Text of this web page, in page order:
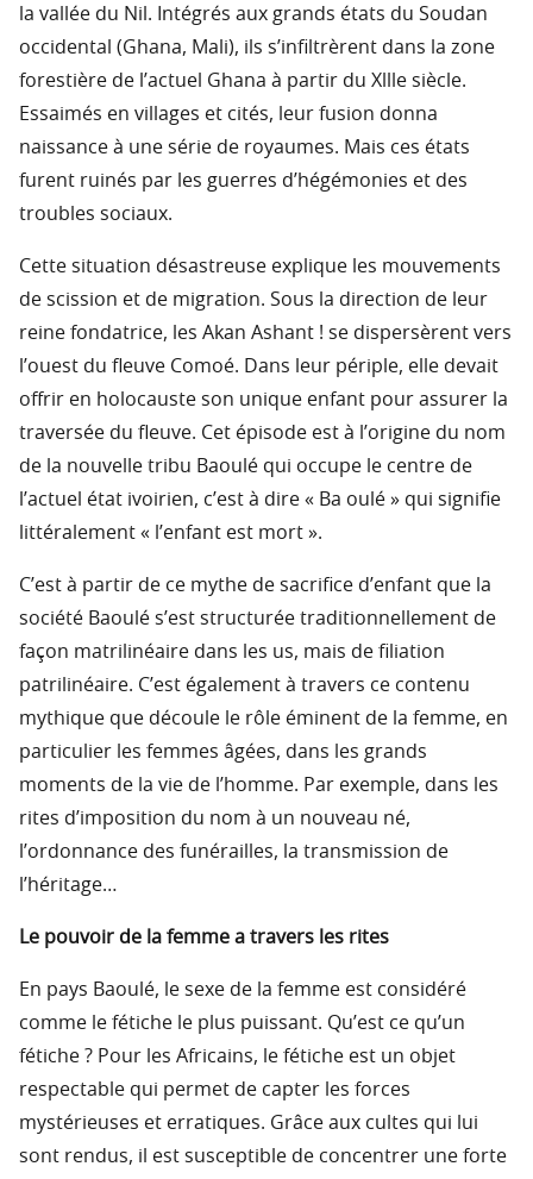
la vallée du Nil. Intégrés aux grands états du Soudan
occidental (Ghana, Mali), ils s’infiltrèrent dans la zone
forestière de l’actuel Ghana à partir du Xllle siècle.
Essaimés en villages et cités, leur fusion donna
naissance à une série de royaumes. Mais ces états
furent ruinés par les guerres d’hégémonies et des
troubles sociaux.
Cette situation désastreuse explique les mouvements
de scission et de migration. Sous la direction de leur
reine fondatrice, les Akan Ashant ! se dispersèrent vers
l’ouest du fleuve Comoé. Dans leur périple, elle devait
offrir en holocauste son unique enfant pour assurer la
traversée du fleuve. Cet épisode est à l’origine du nom
de la nouvelle tribu Baoulé qui occupe le centre de
l’actuel état ivoirien, c’est à dire « Ba oulé » qui signifie
littéralement « l’enfant est mort ».
C’est à partir de ce mythe de sacrifice d’enfant que la
société Baoulé s’est structurée traditionnellement de
façon matrilinéaire dans les us, mais de filiation
patrilinéaire. C’est également à travers ce contenu
mythique que découle le rôle éminent de la femme, en
particulier les femmes âgées, dans les grands
moments de la vie de l’homme. Par exemple, dans les
rites d’imposition du nom à un nouveau né,
l’ordonnance des funérailles, la transmission de
l’héritage…
Le pouvoir de la femme a travers les rites
En pays Baoulé, le sexe de la femme est considéré
comme le fétiche le plus puissant. Qu’est ce qu’un
fétiche ? Pour les Africains, le fétiche est un objet
respectable qui permet de capter les forces
mystérieuses et erratiques. Grâce aux cultes qui lui
sont rendus, il est susceptible de concentrer une forte